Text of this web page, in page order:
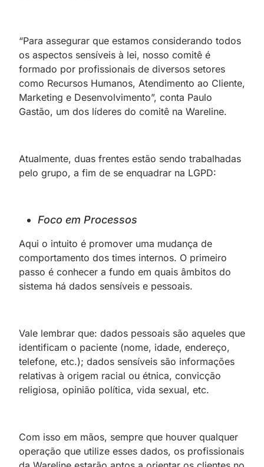
“Para assegurar que estamos considerando todos
os aspectos sensíveis à lei, nosso comitê é
formado por profissionais de diversos setores
como Recursos Humanos, Atendimento ao Cliente,
Marketing e Desenvolvimento”, conta Paulo
Gastão, um dos líderes do comitê na Wareline.
Atualmente, duas frentes estão sendo trabalhadas
pelo grupo, a fim de se enquadrar na LGPD:
Foco em Processos
Aqui o intuito é promover uma mudança de
comportamento dos times internos. O primeiro
passo é conhecer a fundo em quais âmbitos do
sistema há dados sensíveis e pessoais.
Vale lembrar que: dados pessoais são aqueles que
identificam o paciente (nome, idade, endereço,
telefone, etc.); dados sensíveis são informações
relativas à origem racial ou étnica, convicção
religiosa, opinião política, vida sexual, etc.
Com isso em mãos, sempre que houver qualquer
operação que utilize esses dados, os profissionais